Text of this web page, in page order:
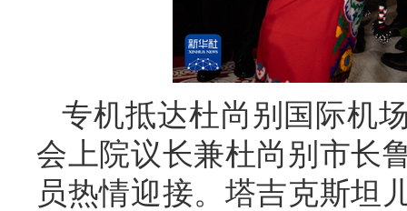
专机抵达杜尚别国际机
会上院议长兼杜尚别市长
员热情迎接。塔吉克斯坦